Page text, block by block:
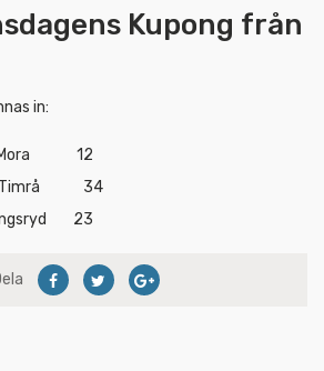
Kupong från
in:
Mora 12
– Timrå 34
23